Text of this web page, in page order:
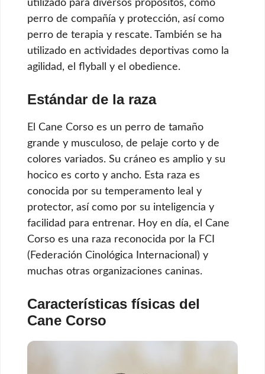
utilizado para diversos propósitos, como
perro de compañía y protección, así como
perro de terapia y rescate. También se ha
utilizado en actividades deportivas como la
agilidad, el flyball y el obedience.
Estándar de la raza
El Cane Corso es un perro de tamaño
grande y musculoso, de pelaje corto y de
colores variados. Su cráneo es amplio y su
hocico es corto y ancho. Esta raza es
conocida por su temperamento leal y
protector, así como por su inteligencia y
facilidad para entrenar. Hoy en día, el Cane
Corso es una raza reconocida por la FCI
(Federación Cinológica Internacional) y
muchas otras organizaciones caninas.
Características físicas del
Cane Corso